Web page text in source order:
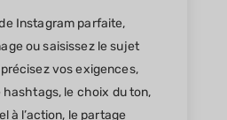
Instagram parfaite,
ou saisissez le sujet
vos exigences,
hashtags, le choix du ton,
à l’action, le partage